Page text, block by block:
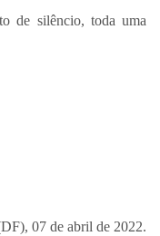
de silêncio, toda uma
07 de abril de 2022.